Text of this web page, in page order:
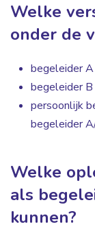
Welke
onder de
begeleider A
begeleider B
persoonlijk
begeleider
Welke
als
kunnen?